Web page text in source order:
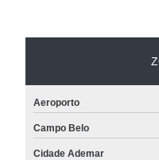
Aeroporto
Campo Belo
Cidade Ademar